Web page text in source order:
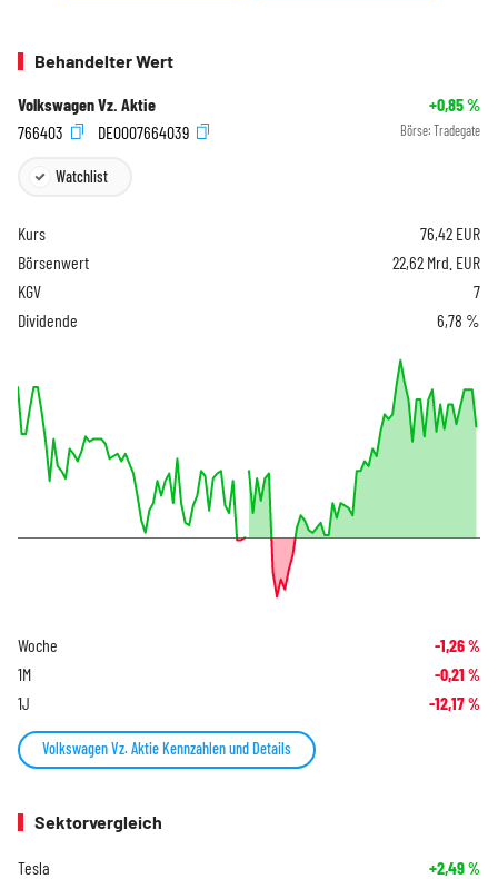
Behandelter Wert
Volkswagen Vz. Aktie +0,85%
766403
DE0007664039 Börse: Tradegate
Watchlist
Kurs 76,42 EUR
Börsenwert
22,62 Mrd. EUR
KGV
7
Dividende
6,78 %
Woche -1,26%
1M -0,21 %
1J -12,17%
Volkswagen Vz. Aktie Kennzahlen und Details
Sektorvergleich
Tesla +2,49%